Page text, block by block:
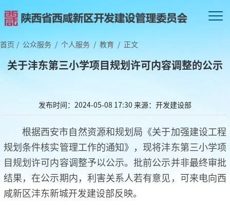
首页 / 公众服务 / 个人服务 / 教育 / 正文
关于沣东第三小学项目规划许可内容调整的公示
发布时间：2024-05-08 17:30 来源：开发建设部
根据西安市自然资源和规划局《关于加强建设工程
规划条件核实管理工作的通知》，现将沣东第三小学项
目规划许可内容调整予以公示。批前公示并非最终审批
结果，在公示期内，利害关系人若有意见，可来电向西
咸新区沣东新城开发建设部反映。